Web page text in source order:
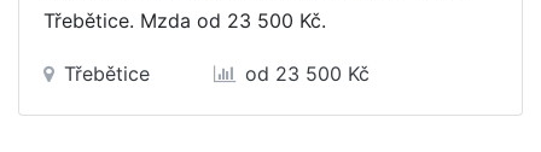
Třebětice. Mzda od 23 500 Kč.
Třebětice od 23 500 Kč